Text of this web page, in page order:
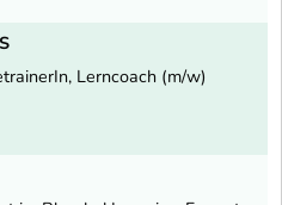
Lerncoach (m/w)